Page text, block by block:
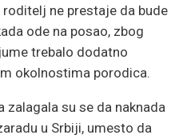
ne prestaje da bude
ode na posao, zbog
trebalo dodatno
okolnostima porodica.
zalagala su se da naknada
u Srbiji, umesto da